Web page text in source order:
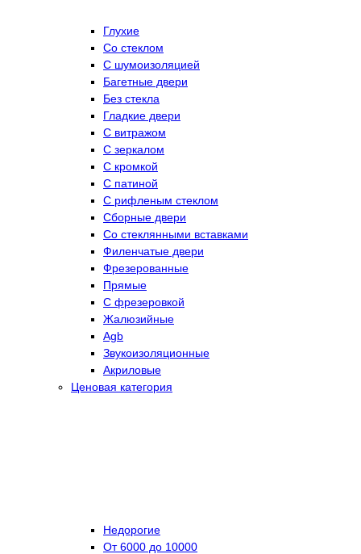
Глухие
Со стеклом
C шумоизоляцией
Багетные двери
Без стекла
Гладкие двери
С витражом
С зеркалом
С кромкой
С патиной
С рифленым стеклом
Сборные двери
Со стеклянными вставками
Филенчатые двери
Фрезерованные
Прямые
С фрезеровкой
Жалюзийные
Agb
Звукоизоляционные
Акриловые
Ценовая категория
Недорогие
От 6000 до 10000